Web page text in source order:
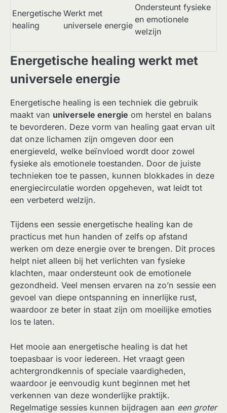
Energetische
healing
Werkt met
universele energie
Ondersteunt fysieke
en emotionele
welzijn
Energetische healing werkt met
universele energie
Energetische healing is een techniek die gebruik
maakt van universele energie om herstel en balans
te bevorderen. Deze vorm van healing gaat ervan uit
dat onze lichamen zijn omgeven door een
energieveld, welke beïnvloed wordt door zowel
fysieke als emotionele toestanden. Door de juiste
technieken toe te passen, kunnen blokkades in deze
energiecirculatie worden opgeheven, wat leidt tot
een verbeterd welzijn.
Tijdens een sessie energetische healing kan de
practicus met hun handen of zelfs op afstand
werken om deze energie over te brengen. Dit proces
helpt niet alleen bij het verlichten van fysieke
klachten, maar ondersteunt ook de emotionele
gezondheid. Veel mensen ervaren na zo’n sessie een
gevoel van diepe ontspanning en innerlijke rust,
waardoor ze beter in staat zijn om moeilijke emoties
los te laten.
Het mooie aan energetische healing is dat het
toepasbaar is voor iedereen. Het vraagt geen
achtergrondkennis of speciale vaardigheden,
waardoor je eenvoudig kunt beginnen met het
verkennen van deze wonderlijke praktijk.
Regelmatige sessies kunnen bijdragen aan een groter